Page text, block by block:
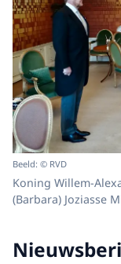
Beeld: © RVD
Koning Willem-
(Barbara) Joziasse